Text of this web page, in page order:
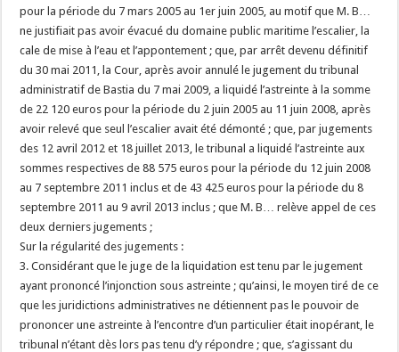
pour la période du 7 mars 2005 au 1er juin 2005, au motif que M. B…
ne justifiait pas avoir évacué du domaine public maritime l’escalier, la
cale de mise à l’eau et l’appontement ; que, par arrêt devenu définitif
du 30 mai 2011, la Cour, après avoir annulé le jugement du tribunal
administratif de Bastia du 7 mai 2009, a liquidé l’astreinte à la somme
de 22 120 euros pour la période du 2 juin 2005 au 11 juin 2008, après
avoir relevé que seul l’escalier avait été démonté ; que, par jugements
des 12 avril 2012 et 18 juillet 2013, le tribunal a liquidé l’astreinte aux
sommes respectives de 88 575 euros pour la période du 12 juin 2008
au 7 septembre 2011 inclus et de 43 425 euros pour la période du 8
septembre 2011 au 9 avril 2013 inclus ; que M. B… relève appel de ces
deux derniers jugements ;
Sur la régularité des jugements :
3. Considérant que le juge de la liquidation est tenu par le jugement
ayant prononcé l’injonction sous astreinte ; qu’ainsi, le moyen tiré de ce
que les juridictions administratives ne détiennent pas le pouvoir de
prononcer une astreinte à l’encontre d’un particulier était inopérant, le
tribunal n’étant dès lors pas tenu d’y répondre ; que, s’agissant du